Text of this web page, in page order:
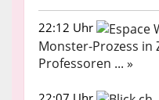
22:12 Uhr
Monster-Prozess in
Professoren ... »